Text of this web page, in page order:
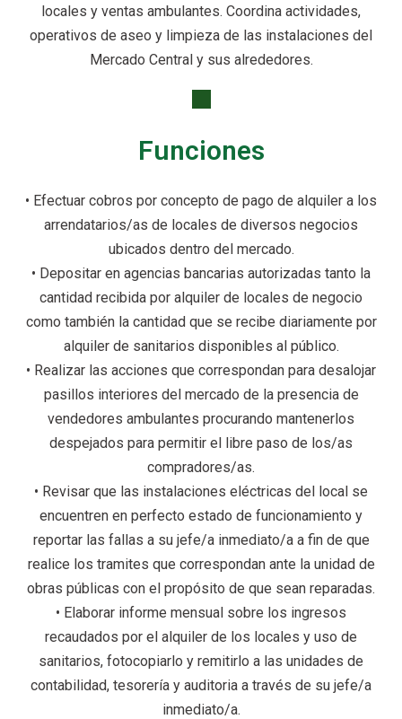
locales y ventas ambulantes. Coordina actividades,
operativos de aseo y limpieza de las instalaciones del
Mercado Central y sus alrededores.
Funciones
• Efectuar cobros por concepto de pago de alquiler a los
arrendatarios/as de locales de diversos negocios
ubicados dentro del mercado.
• Depositar en agencias bancarias autorizadas tanto la
cantidad recibida por alquiler de locales de negocio
como también la cantidad que se recibe diariamente por
alquiler de sanitarios disponibles al público.
• Realizar las acciones que correspondan para desalojar
pasillos interiores del mercado de la presencia de
vendedores ambulantes procurando mantenerlos
despejados para permitir el libre paso de los/as
compradores/as.
• Revisar que las instalaciones eléctricas del local se
encuentren en perfecto estado de funcionamiento y
reportar las fallas a su jefe/a inmediato/a a fin de que
realice los tramites que correspondan ante la unidad de
obras públicas con el propósito de que sean reparadas.
• Elaborar informe mensual sobre los ingresos
recaudados por el alquiler de los locales y uso de
sanitarios, fotocopiarlo y remitirlo a las unidades de
contabilidad, tesorería y auditoria a través de su jefe/a
inmediato/a.